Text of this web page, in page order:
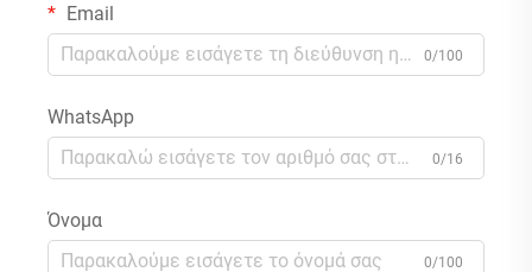
Email
0/100
WhatsApp
0/16
Όνομα
0/100